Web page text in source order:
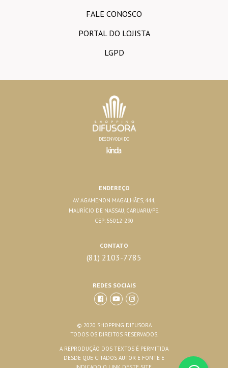
FALE CONOSCO
PORTAL DO LOJISTA
LGPD
DESENVOLVIDO
ENDEREÇO
AV. AGAMENON MAGALHÃES, 444,
MAURÍCIO DE NASSAU, CARUARU/PE.
CEP: 55012-290
CONTATO
(81) 2103-7785
REDES SOCIAIS
© 2020 SHOPPING DIFUSORA
TODOS OS DIREITOS RESERVADOS.
A REPRODUÇÃO DOS TEXTOS É PERMITIDA
DESDE QUE CITADOS AUTOR E FONTE E